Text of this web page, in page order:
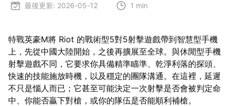
最後更新: 2026-05-12 1 min
特戰英豪M將 Riot 的戰術型5對5射擊遊戲帶到智慧型手機
上，先從中國大陸開始，之後再擴展至全球。與休閒型手機
射擊遊戲不同，它要求你具備精準瞄準、乾淨利落的探頭、
快速的技能施放時機，以及穩定的團隊溝通。在這裡，延遲
不只是惱人而已；它甚至可能決定一次射擊是否會被判定命
中、你能否贏下對槍，或你的隊伍是否能順利補槍。